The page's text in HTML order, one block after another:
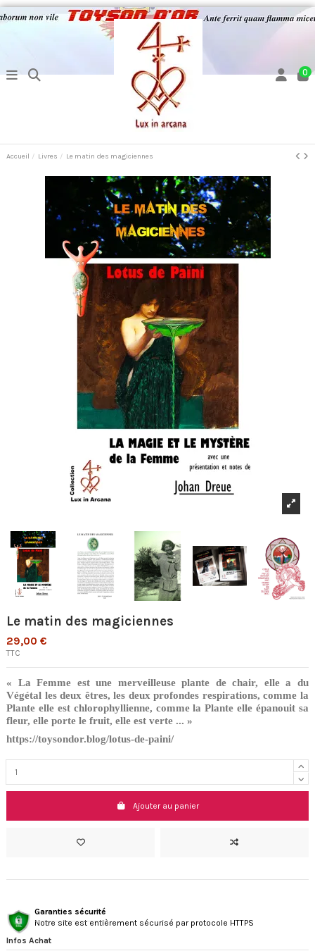
0
Accueil Livres Le matin des magiciennes
Le matin des magiciennes
29,00 €
TTC
« La Femme est une merveilleuse plante de chair, elle a du
Végétal les deux êtres, les deux profondes respirations, comme la
Plante elle est chlorophyllienne, comme laPlante elle épanouit sa
fleur, elle porte le fruit, elle est verte ... »
https://toysondor.blog/lotus-de-paini/
Ajouter au panier
Garanties sécurité
Notre site est entièrement sécurisé par protocole HTTPS
Infos Achat